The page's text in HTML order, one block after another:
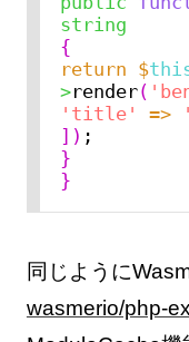
string
{
return $
>render(
'title'
=>
])
}
}
同じように
wasmerio/php-